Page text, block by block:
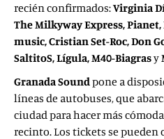
recién confirmados:Virginia
The Milkyway Express,
music, Cristian Set-Roc, Don
SaltitoS, Lígula, M40-Biagrasy
Granada Soundpone a
líneas de autobuses, que
ciudad para hacer más
recinto. Los tickets se pueden